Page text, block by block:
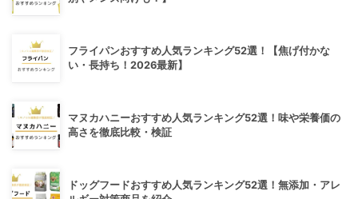
フライパンおすすめ人気ランキング52選！【焦げ付かな
い・長持ち！2026最新】
マヌカハニーおすすめ人気ランキング52選！味や栄養価の
高さを徹底比較・検証
ドッグフードおすすめ人気ランキング52選！無添加・アレ